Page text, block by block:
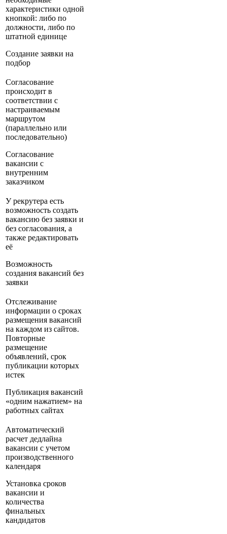
характеристики одной
кнопкой: либо по
должности, либо по
штатной единице
Создание заявки на
подбор
Согласование
происходит в
соответствии с
настраиваемым
маршрутом
(параллельно или
последовательно)
Согласование
вакансии с
внутренним
заказчиком
У рекрутера есть
возможность создать
вакансию без заявки и
без согласования, а
также редактировать
её
Возможность
создания вакансий без
заявки
Отслеживание
информации о сроках
размещения вакансий
на каждом из сайтов.
Повторные
размещение
объявлений, срок
публикации которых
истек
Публикация вакансий
«одним нажатием» на
работных сайтах
Автоматический
расчет дедлайна
вакансии с учетом
производственного
календаря
Установка сроков
вакансии и
количества
финальных
кандидатов